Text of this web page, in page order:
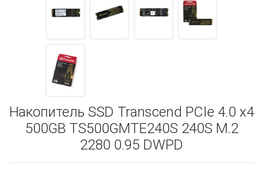
Накопитель SSD Transcend PCIe 4.0 x4
500GB TS500GMTE240S 240S M.2
2280 0.95 DWPD